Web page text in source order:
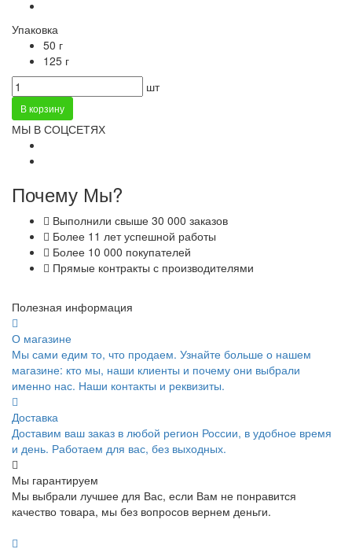
Упаковка
50 г
125 г
шт
В корзину
МЫ В СОЦСЕТЯХ
Почему Мы?
Выполнили свыше 30 000 заказов
Более 11 лет успешной работы
Более 10 000 покупателей
Прямые контракты с производителями
Полезная информация
О магазине
Мы сами едим то, что продаем. Узнайте больше о нашем
магазине: кто мы, наши клиенты и почему они выбрали
именно нас. Наши контакты и реквизиты.
Доставка
Доставим ваш заказ в любой регион России, в удобное время
и день. Работаем для вас, без выходных.
Мы гарантируем
Мы выбрали лучшее для Вас, если Вам не понравится
качество товара, мы без вопросов вернем деньги.